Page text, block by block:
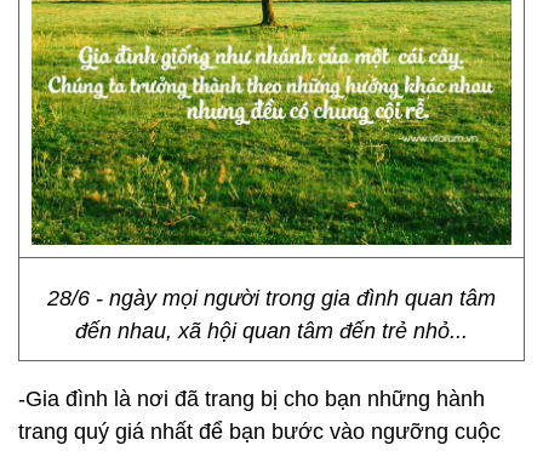
28/6 - ngày mọi người trong gia đình quan tâm
đến nhau, xã hội quan tâm đến trẻ nhỏ...
-Gia đình là nơi đã trang bị cho bạn những hành
trang quý giá nhất để bạn bước vào ngưỡng cuộc